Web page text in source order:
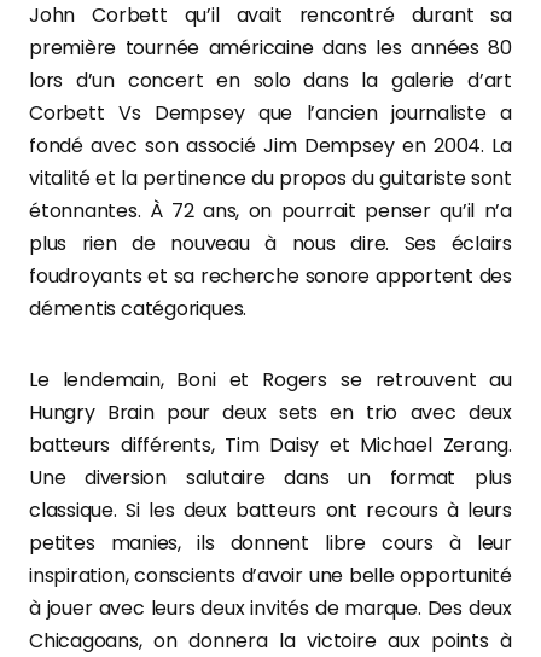
John Corbett qu’il avait rencontré durant sa
première tournée américaine dans les années 80
lors d’un concert en solo dans la galerie d’art
Corbett Vs Dempsey que l’ancien journaliste a
fondé avec son associé Jim Dempsey en 2004. La
vitalité et la pertinence du propos du guitariste sont
étonnantes. À 72 ans, on pourrait penser qu’il n’a
plus rien de nouveau à nous dire. Ses éclairs
foudroyants et sa recherche sonore apportent des
démentis catégoriques.
Le lendemain, Boni et Rogers se retrouvent au
Hungry Brain pour deux sets en trio avec deux
batteurs différents, Tim Daisy et Michael Zerang.
Une diversion salutaire dans un format plus
classique. Si les deux batteurs ont recours à leurs
petites manies, ils donnent libre cours à leur
inspiration, conscients d’avoir une belle opportunité
à jouer avec leurs deux invités de marque. Des deux
Chicagoans, on donnera la victoire aux points à